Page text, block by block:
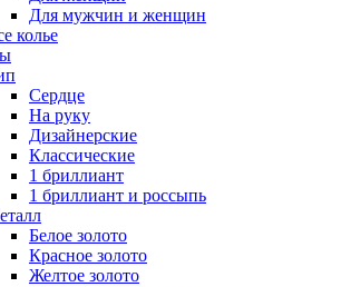
Для мужчин и женщин
колье
Сердце
На руку
Дизайнерские
Классические
1 бриллиант
1 бриллиант и россыпь
Белое золото
Красное золото
Желтое золото